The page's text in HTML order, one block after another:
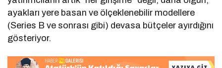
ayakları yere basan ve ölçeklenebilir modellere
(Series B ve sonrası gibi) devasa bütçeler ayırdığını
gösteriyor.